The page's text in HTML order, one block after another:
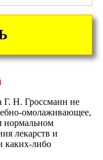
Г. Н. Гроссманн не
омолаживающее,
нормальном
лекарств и
каких-либо